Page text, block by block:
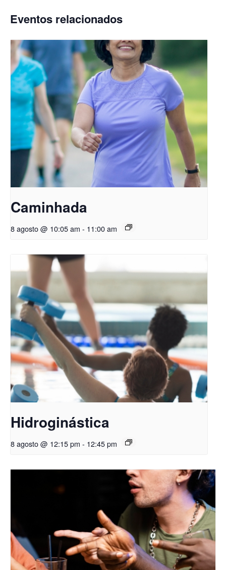
Eventos relacionados
Caminhada
8 agosto @ 10:05 am - 11:00 am
Hidroginástica
8 agosto @ 12:15 pm - 12:45 pm